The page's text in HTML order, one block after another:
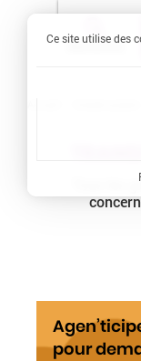
Recherche
Tous les
pour
Ce site utilise des